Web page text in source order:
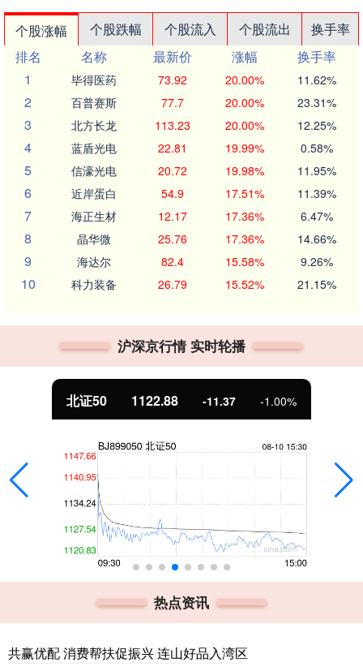
个股涨幅 个股跌幅 个股流入 个股流出
换手率
排名
名称 最新价 涨幅
换手率
1
毕得医药 73.92 20.00% 11.62%
2 百普赛斯 77.7 20.00% 23.31%
3 北方长龙 113.23 20.00% 12.25%
4 蓝盾光电 22.81 19.99% 0.58%
5 信濠光电 20.72 19.98% 11.95%
6 近岸蛋白 54.9 17.51% 11.39%
7 海正生材 12.17 17.36% 6.47%
8 晶华微 25.76 17.36% 14.66%
9 海达尔 82.4 15.58% 9.26%
10 科力装备 26.79 15.52% 21.15%
沪深京行情 实时轮播
北证50 1122.88 -11.37 -1.00%
热点资讯
共赢优配 消费帮扶促振兴 连山好品入湾区